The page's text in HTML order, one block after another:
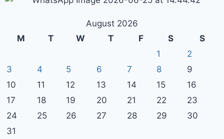
August 2026
M
T W T F S
S
1
2
3
4 5 6 7 8
9
10
11 12 13 14 15
16
17
18 19 20 21 22
23
24
25 26 27 28 29
30
31